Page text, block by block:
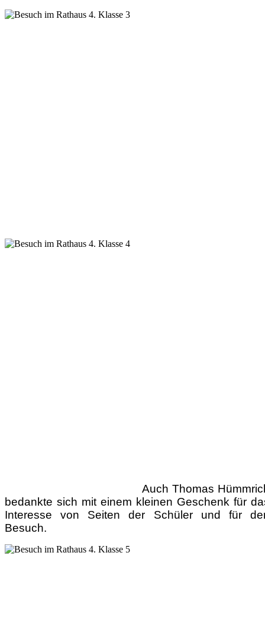
Auch Thomas
bedankte sich mit einem kleinen Geschenk für
Interesse von Seiten der Schüler und für
Besuch.